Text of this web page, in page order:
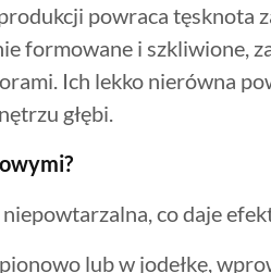
powraca tęsknota
formowane i szkliwione,
Ich lekko nierówna
głębi.
niepowtarzalna, co daje
lub w jodełkę,